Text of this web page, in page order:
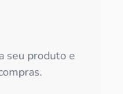
seu produto e